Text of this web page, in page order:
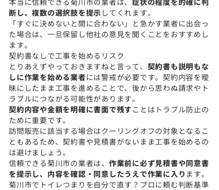
断し、複数の選択肢を提示してくれます。
「すぐに決めないと間に合わない」と急かす業者に出会っ
た場合は、一旦保留し他社の意見を聞くことをおすすめし
ます。
契約書なしで工事を始めるリスク
とりあえずやっておきますねと言って、 契約書も説明もな
しに作業を始める業者には警戒が必要です。契約内容を曖
昧にしたまま工事を進めることで、後から思わぬ請求やト
ラブルにつながる可能性があります。
契約内容や金額を明確に書面で残すことはトラブル防止の
ために重要です。
訪問販売に該当する場合はクーリングオフの対象となるこ
ともあるため、契約書や見積書がないまま工事を始めるの
は避けましょう。
信頼できる菊川市の業者は、 作業前に必ず見積書や同意書
を提示し、内容を確認・同意したうえで作業に入ります。
菊川市でトイレつまりを自分で直す？プロに頼む判断基準